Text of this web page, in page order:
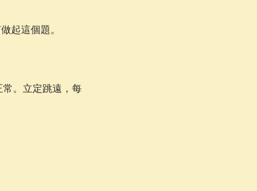
起這個題。
。立定跳遠，每